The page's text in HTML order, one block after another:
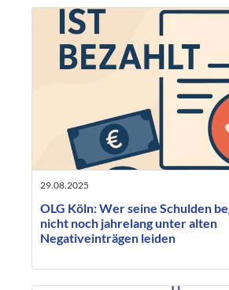
29.08.2025
OLG Köln: Wer seine Schulden
nicht noch jahrelang unter alten
Negativeinträgen leiden